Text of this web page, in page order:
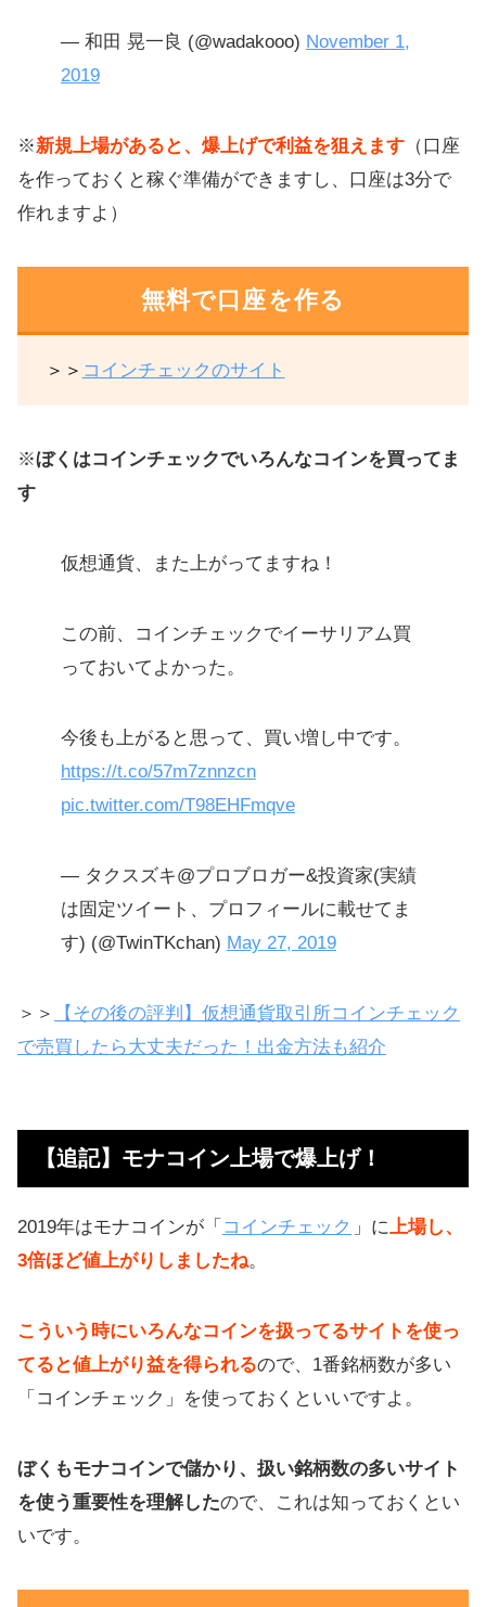
ビットフライヤーで新しく上場する
みたい
仮想通貨のインデックス投資ができ
る「C20トークン」
リップル（XRP）
【本題の前に大事な話】コインチェ
上位アルトコインを買う
仕手はダメ絶対
稼ごう
【追記】怪しいコインの上場予定の
マイナーコインでも続々と上場が決
まっている
仮想通貨で有望銘柄を判断するため
の基礎知識を無料で学ぶ
定期預金の1万倍以上儲かる資産運用
利息収入で堅実に稼ぐ
関連記事
国内取引所で十分利益を出せますよ
ほったらかしのビットコイン投資で
稼いでます
が新規上場するか？
— 和田 晃一良 (@wadakooo) November 1,
2019
※新規上場があると、爆上げで利益を狙えます （口座
を作っておくと稼ぐ準備ができますし、口座は3分で
作れますよ）
無料で口座を作る
＞＞ コインチェックのサイト
※ぼくはコインチェックでいろんなコインを買ってま
す
仮想通貨、また上がってますね！
この前、コインチェックでイーサリアム買
っておいてよかった。
今後も上がると思って、買い増し中です。
https://t.co/57m7znnzcn
pic.twitter.com/T98EHFmqve
— タクスズキ@プロブロガー&投資家(実績
は固定ツイート、プロフィールに載せてま
す) (@TwinTKchan) May 27, 2019
＞＞
【その後の評判】仮想通貨取引所コインチェック
で売買したら大丈夫だった！出金方法も紹介
【追記】モナコイン上場で爆上げ！
2019年はモナコインが「 コインチェック 」に上場し、
3倍ほど値上がりしましたね。
こういう時にいろんなコインを扱ってるサイトを使っ
てると値上がり益を得られるので、1番銘柄数が多い
「コインチェック」を使っておくといいですよ。
ぼくもモナコインで儲かり、扱い銘柄数の多いサイト
を使う重要性を理解したので、これは知っておくとい
いです。